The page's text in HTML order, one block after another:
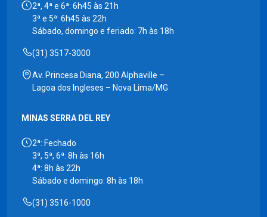
2ª, 4ª e 6ª: 6h45 às 21h
3ª e 5ª: 6h45 às 22h
Sábado, domingo e feriado: 7h às 18h
(31) 3517-3000
Av. Princesa Diana, 200 Alphaville –
Lagoa dos Ingleses – Nova Lima/MG
MINAS SERRA DEL REY
2ª: Fechado
3ª, 5ª, 6ª: 8h às 16h
4ª: 8h às 22h
Sábado e domingo: 8h às 18h
(31) 3516-1000